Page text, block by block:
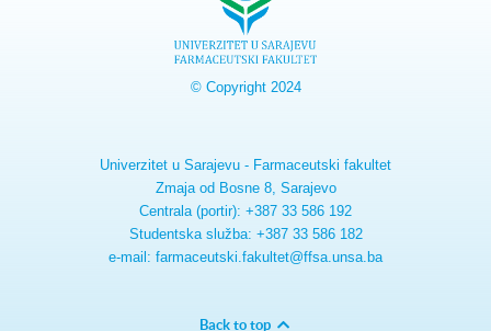
© Copyright 2024
Univerzitet u Sarajevu - Farmaceutski fakultet
Zmaja od Bosne 8, Sarajevo
Centrala (portir): +387 33 586 192
Studentska služba: +387 33 586 182
e-mail: farmaceutski.fakultet@ffsa.unsa.ba
Back to top